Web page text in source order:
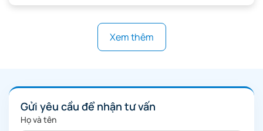
động là tính năng nổi bật giúp người dùng tiết kiệm thời gian và
Xem thêm
Gửi yêu cầu để nhận tư vấn
Họ và tên